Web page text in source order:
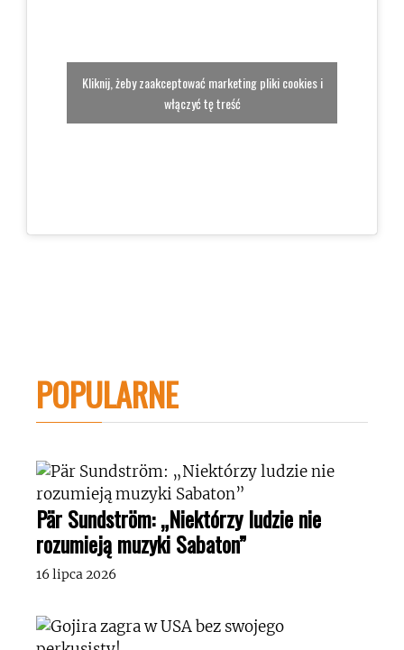
Kliknij, żeby zaakceptować marketing pliki cookies i
włączyć tę treść
POPULARNE
Pär Sundström: „Niektórzy ludzie nie
rozumieją muzyki Sabaton”
16 lipca 2026